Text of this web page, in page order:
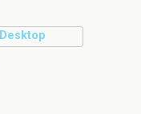
Desktop